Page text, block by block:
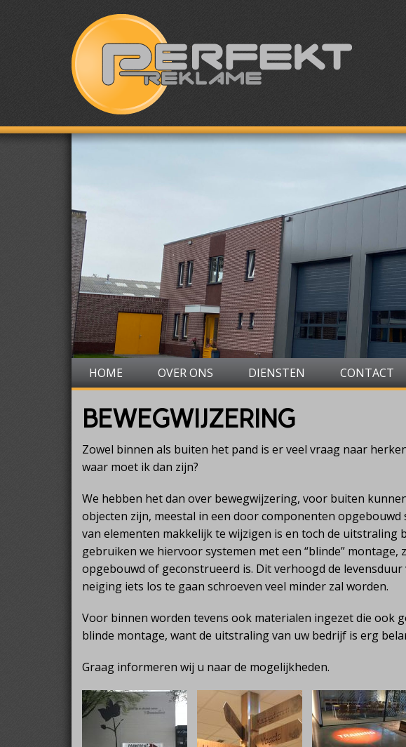
HOME OVER ONS DIENSTEN CONTACT
BEWEGWIJZERING
Zowel binnen als buiten het pand is er veel vraag naar
waar moet ik dan zijn?
We hebben het dan over bewegwijzering, voor buiten
objecten zijn, meestal in een door componenten opgebouwd
van elementen makkelijk te wijzigen is en toch de uitstraling
gebruiken we hiervoor systemen met een “blinde” montage,
opgebouwd of geconstrueerd is. Dit verhoogd de levensduur
neiging iets los te gaan schroeven veel minder zal worden.
Voor binnen worden tevens ook materialen ingezet die ook
blinde montage, want de uitstraling van uw bedrijf is erg
Graag informeren wij u naar de mogelijkheden.